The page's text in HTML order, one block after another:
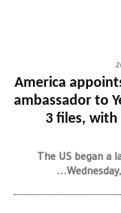
America
ambassador to
3 files,
The US began a